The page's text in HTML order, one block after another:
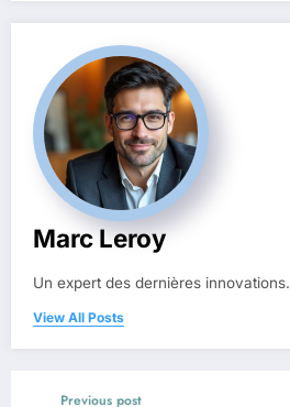
Marc Leroy
Un expert des dernières innovations.
View All Posts
Previous post